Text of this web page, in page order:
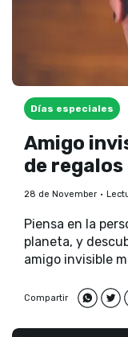
Días especiales
Amigo
de
28 de November
Piensa en la
planeta, y
amigo invisible
Compartir